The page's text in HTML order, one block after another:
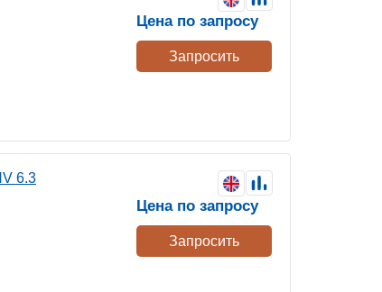
Цена по запросу
Запросить
6.3
Цена по запросу
Запросить